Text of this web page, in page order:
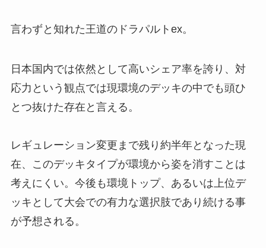
言わずと知れた王道のドラパルトex。
日本国内では依然として高いシェア率を誇り、対
応力という観点では現環境のデッキの中でも頭ひ
とつ抜けた存在と言える。
レギュレーション変更まで残り約半年となった現
在、このデッキタイプが環境から姿を消すことは
考えにくい。今後も環境トップ、あるいは上位デ
ッキとして大会での有力な選択肢であり続ける事
が予想される。